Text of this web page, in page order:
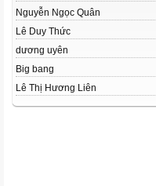
Nguyễn Ngọc Quân
Lê Duy Thức
dương uyên
Big bang
Lê Thị Hương Liên